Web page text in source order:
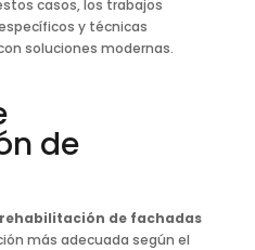
casos, los trabajos
y técnicas
soluciones modernas.
de
de fachadas
más adecuada según el